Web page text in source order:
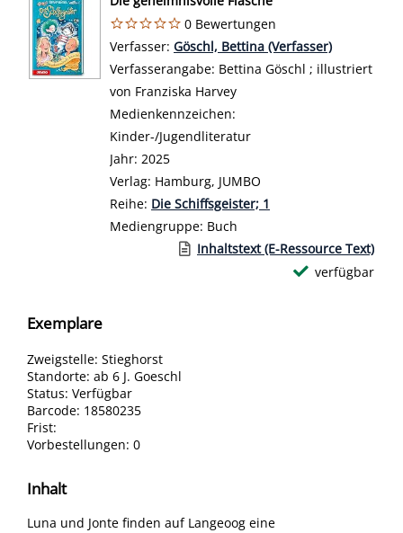
0 Bewertungen
Verfasser: Suche nach diesem Verfasser
Göschl, Bettina (Verfasser)
Verfasserangabe: Bettina Göschl ; illustriert
von Franziska Harvey
Medienkennzeichen:
Kinder-/Jugendliteratur
Jahr: 2025
Verlag: Hamburg, JUMBO
Reihe: Die Schiffsgeister; 1
Mediengruppe: Buch
Link zu einem externen
Inhaltstext (E-Ressource Text)
verfügbar
Exemplare
Zweigstelle: Stieghorst
Standorte: ab 6 J. Goeschl
Status: Verfügbar
Barcode: 18580235
Frist:
Vorbestellungen: 0
Inhalt
Luna und Jonte finden auf Langeoog eine